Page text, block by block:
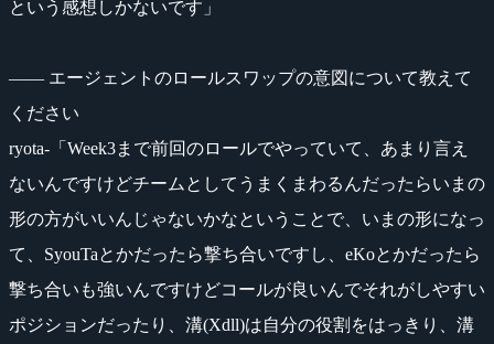
という感想しかないです」
―― エージェントのロールスワップの意図について教えて
ください
ryota-「Week3まで前回のロールでやっていて、あまり言え
ないんですけどチームとしてうまくまわるんだったらいまの
形の方がいいんじゃないかなということで、いまの形になっ
て、SyouTaとかだったら撃ち合いですし、eKoとかだったら
撃ち合いも強いんですけどコールが良いんでそれがしやすい
ポジションだったり、溝(Xdll)は自分の役割をはっきり、溝